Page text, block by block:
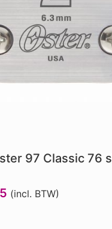
97 Classic 76
(incl. BTW)